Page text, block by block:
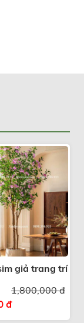
giả trang trí
1,800,000 đ
đ